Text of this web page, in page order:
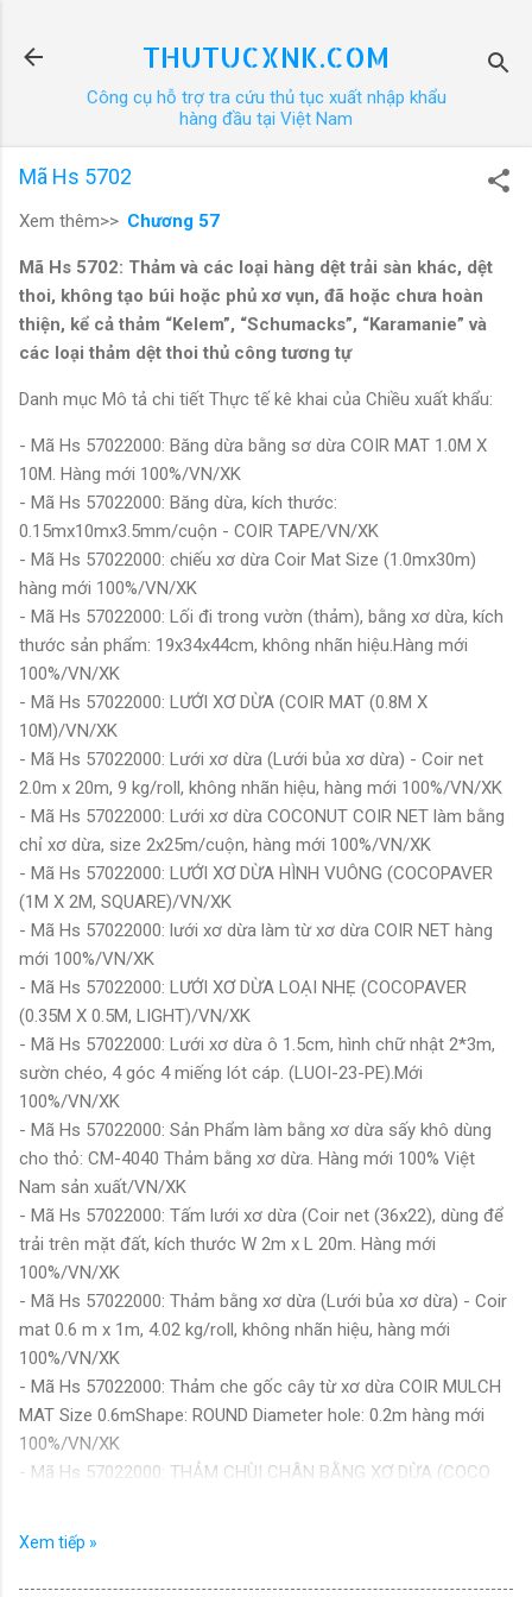
THUTUCXNK.COM
Công cụ hỗ trợ tra cứu thủ tục xuất nhập khẩu
hàng đầu tại Việt Nam
Mã Hs 5702
Xem thêm>> Chương 57
Mã Hs 5702: Thảm và các loại hàng dệt trải sàn khác, dệt
thoi, không tạo búi hoặc phủ xơ vụn, đã hoặc chưa hoàn
thiện, kể cả thảm “Kelem”, “Schumacks”, “Karamanie” và
các loại thảm dệt thoi thủ công tương tự
Danh mục Mô tả chi tiết Thực tế kê khai của Chiều xuất khẩu:
- Mã Hs 57022000: Băng dừa bằng sơ dừa COIR MAT 1.0M X
10M. Hàng mới 100%/VN/XK
- Mã Hs 57022000: Băng dừa, kích thước:
0.15mx10mx3.5mm/cuộn - COIR TAPE/VN/XK
- Mã Hs 57022000: chiếu xơ dừa Coir Mat Size (1.0mx30m)
hàng mới 100%/VN/XK
- Mã Hs 57022000: Lối đi trong vườn (thảm), bằng xơ dừa, kích
thước sản phẩm: 19x34x44cm, không nhãn hiệu.Hàng mới
100%/VN/XK
- Mã Hs 57022000: LƯỚI XƠ DỪA (COIR MAT (0.8M X
10M)/VN/XK
- Mã Hs 57022000: Lưới xơ dừa (Lưới bủa xơ dừa) - Coir net
2.0m x 20m, 9 kg/roll, không nhãn hiệu, hàng mới 100%/VN/XK
- Mã Hs 57022000: Lưới xơ dừa COCONUT COIR NET làm bằng
chỉ xơ dừa, size 2x25m/cuộn, hàng mới 100%/VN/XK
- Mã Hs 57022000: LƯỚI XƠ DỪA HÌNH VUÔNG (COCOPAVER
(1M X 2M, SQUARE)/VN/XK
- Mã Hs 57022000: lưới xơ dừa làm từ xơ dừa COIR NET hàng
mới 100%/VN/XK
- Mã Hs 57022000: LƯỚI XƠ DỪA LOẠI NHẸ (COCOPAVER
(0.35M X 0.5M, LIGHT)/VN/XK
- Mã Hs 57022000: Lưới xơ dừa ô 1.5cm, hình chữ nhật 2*3m,
sườn chéo, 4 góc 4 miếng lót cáp. (LUOI-23-PE).Mới
100%/VN/XK
- Mã Hs 57022000: Sản Phẩm làm bằng xơ dừa sấy khô dùng
cho thỏ: CM-4040 Thảm bằng xơ dừa. Hàng mới 100% Việt
Nam sản xuất/VN/XK
- Mã Hs 57022000: Tấm lưới xơ dừa (Coir net (36x22), dùng để
trải trên mặt đất, kích thước W 2m x L 20m. Hàng mới
100%/VN/XK
- Mã Hs 57022000: Thảm bằng xơ dừa (Lưới bủa xơ dừa) - Coir
mat 0.6 m x 1m, 4.02 kg/roll, không nhãn hiệu, hàng mới
100%/VN/XK
- Mã Hs 57022000: Thảm che gốc cây từ xơ dừa COIR MULCH
MAT Size 0.6mShape: ROUND Diameter hole: 0.2m hàng mới
100%/VN/XK
- Mã Hs 57022000: THẢM CHÙI CHÂN BẰNG XƠ DỪA (COCO
FIBER PRESSING MAT 1mx10m). Hàng mới 100%/VN/XK
- Mã Hs 57022000: Thảm làm từ sợi xơ dừa 1x10M (COCONUT
Xem tiếp »